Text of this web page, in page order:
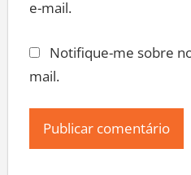
e-mail.
Notifique-me sobre
mail.